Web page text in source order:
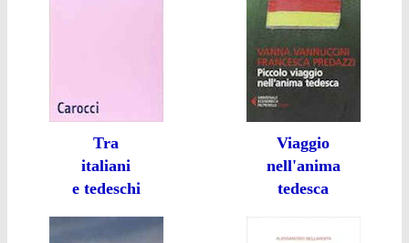
Tra
italiani
e tedeschi
Viaggio
nell'anima
tedesca